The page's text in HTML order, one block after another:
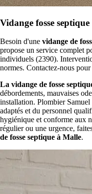
Vidange fosse
Besoin d'une vidange de
propose un service complet
individuels (2390).
normes. Contactez-nous
La vidange de fosse
débordements, mauvaises
installation. Plombier
adaptés et du personnel
hygiénique et conforme aux
régulier ou une urgence,
de fosse septique à Malle.